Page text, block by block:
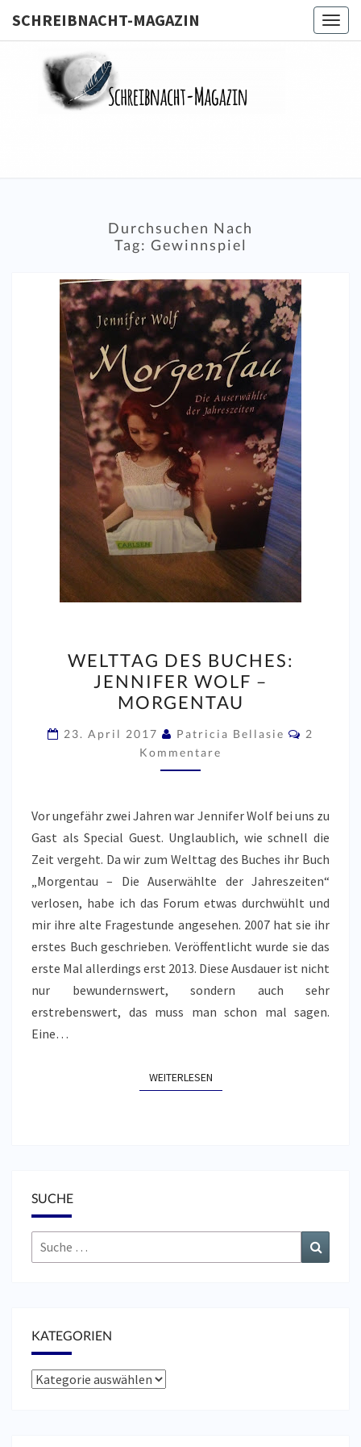
SCHREIBNACHT-MAGAZIN
Durchsuchen Nach
Tag: Gewinnspiel
DES
BUCHES:
JENNIFER
WOLF
–
MORGENTAU
WELTTAG DES BUCHES:
JENNIFER WOLF –
MORGENTAU
23. April 2017 Patricia Bellasie
2
Kommentare
Vor ungefähr zwei Jahren war Jennifer Wolf bei uns zu
Gast als Special Guest. Unglaublich, wie schnell die
Zeit vergeht. Da wir zum Welttag des Buches ihr Buch
„Morgentau – Die Auserwählte der Jahreszeiten“
verlosen, habe ich das Forum etwas durchwühlt und
mir ihre alte Fragestunde angesehen. 2007 hat sie ihr
erstes Buch geschrieben. Veröffentlicht wurde sie das
erste Mal allerdings erst 2013. Diese Ausdauer ist nicht
nur bewundernswert, sondern auch sehr
erstrebenswert, das muss man schon mal sagen.
Eine…
WEITERLESENWEITERLESEN
SUCHE
Suche
nach:
KATEGORIEN
Kategorien